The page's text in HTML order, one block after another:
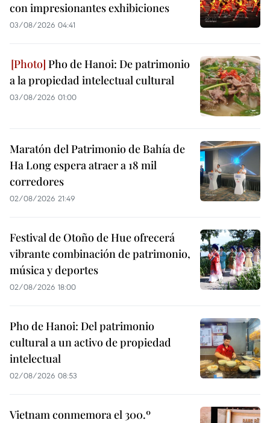
con impresionantes exhibiciones
03/08/2026 04:41
Pho de Hanoi: De patrimonio
a la propiedad intelectual cultural
03/08/2026 01:00
Maratón del Patrimonio de Bahía de
Ha Long espera atraer a 18 mil
corredores
02/08/2026 21:49
Festival de Otoño de Hue ofrecerá
vibrante combinación de patrimonio,
música y deportes
02/08/2026 18:00
Pho de Hanoi: Del patrimonio
cultural a un activo de propiedad
intelectual
02/08/2026 08:53
Vietnam conmemora el 300.º